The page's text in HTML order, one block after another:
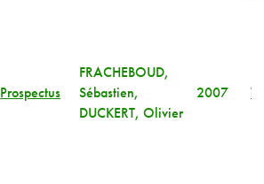
Prospectus
FRACHEBOUD,
Sébastien,
DUCKERT, Olivier
2007